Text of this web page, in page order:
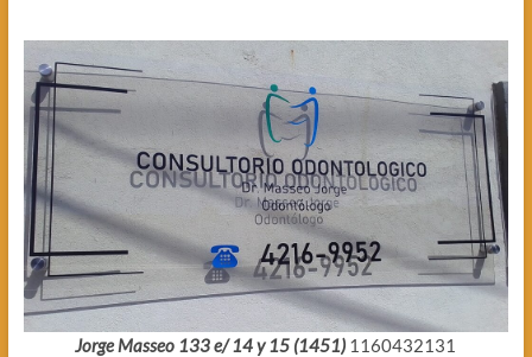
Jorge Masseo 133 e/ 14 y 15 (1451) 1160432131